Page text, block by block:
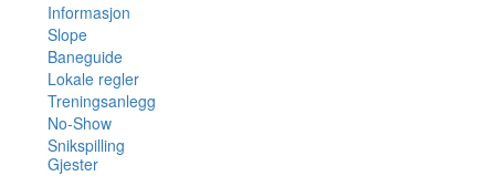
Informasjon
Slope
Baneguide
Lokale regler
Treningsanlegg
No-Show
Snikspilling
Gjester